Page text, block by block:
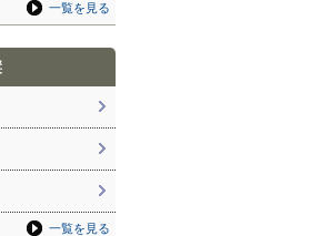
一覧を見る
一覧を見る